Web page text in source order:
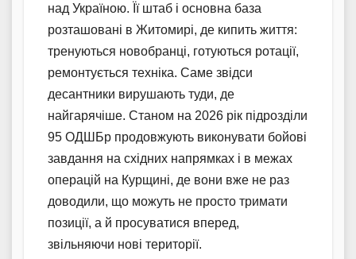
над Україною. Її штаб і основна база
розташовані в Житомирі, де кипить життя:
тренуються новобранці, готуються ротації,
ремонтується техніка. Саме звідси
десантники вирушають туди, де
найгарячіше. Станом на 2026 рік підрозділи
95 ОДШБр продовжують виконувати бойові
завдання на східних напрямках і в межах
операцій на Курщині, де вони вже не раз
доводили, що можуть не просто тримати
позиції, а й просуватися вперед,
звільняючи нові території.